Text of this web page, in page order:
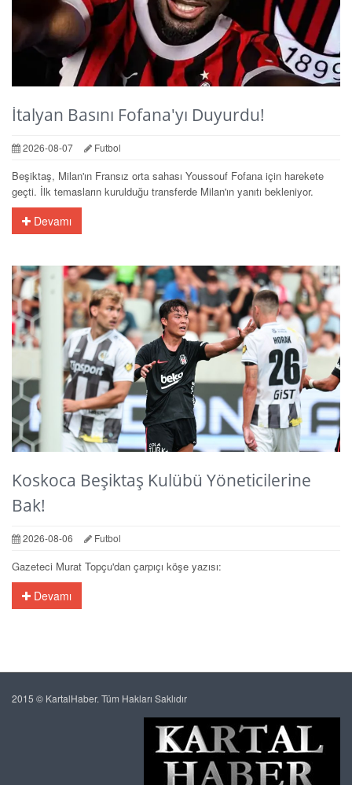
İtalyan Basını Fofana'yı Duyurdu!
2026-08-07 Futbol
Beşiktaş, Milan'ın Fransız orta sahası Youssouf Fofana için harekete
geçti. İlk temasların kurulduğu transferde Milan'ın yanıtı bekleniyor.
Devamı
Koskoca Beşiktaş Kulübü Yöneticilerine
Bak!
2026-08-06 Futbol
Gazeteci Murat Topçu'dan çarpıçı köşe yazısı:
Devamı
2015 © KartalHaber. Tüm Hakları Saklıdır